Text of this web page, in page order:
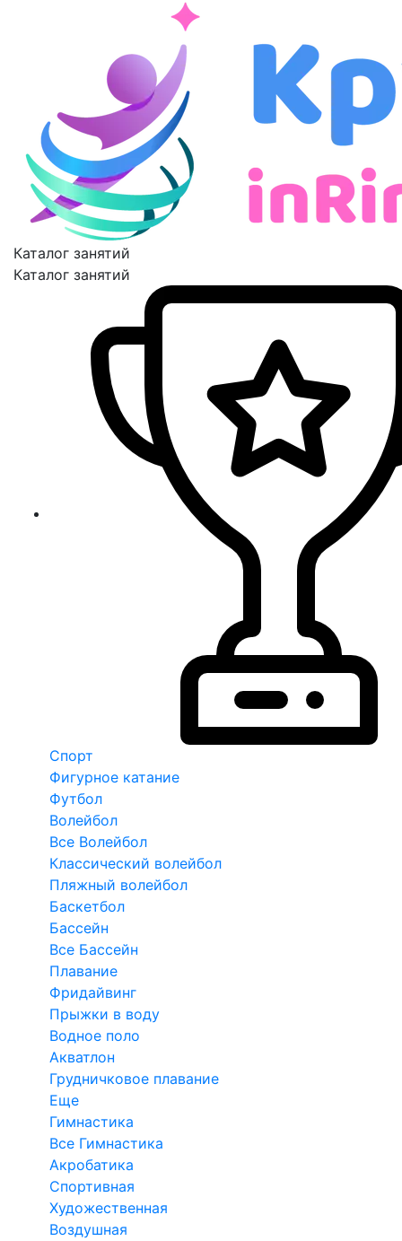
Каталог занятий
Каталог занятий
Спорт
Фигурное катание
Футбол
Волейбол
Все Волейбол
Классический волейбол
Пляжный волейбол
Баскетбол
Бассейн
Все Бассейн
Плавание
Фридайвинг
Прыжки в воду
Водное поло
Акватлон
Грудничковое плавание
Еще
Гимнастика
Все Гимнастика
Акробатика
Спортивная
Художественная
Воздушная